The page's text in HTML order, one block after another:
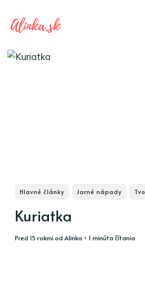
Hlavné články Jarné nápady
Kuriatka
pred 15 rokmiodAlinka • 1 minúta čítania